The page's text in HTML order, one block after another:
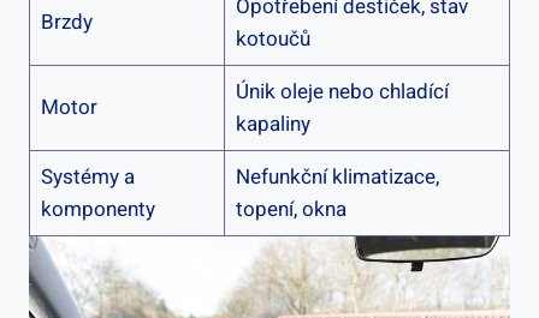
Brzdy
Opotřebení destiček, stav
kotoučů
Motor
Únik oleje nebo chladící
kapaliny
Systémy a
komponenty
Nefunkční klimatizace,
topení, okna